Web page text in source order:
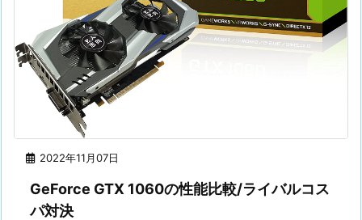
2022年11月07日
GeForce GTX 1060の性能比較/ライバルコス
パ対決